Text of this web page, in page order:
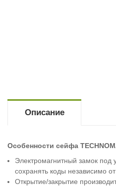
Описание
Особенности сейфа
Электромагнитный замок под
сохранять коды независимо
Открытие/закрытие